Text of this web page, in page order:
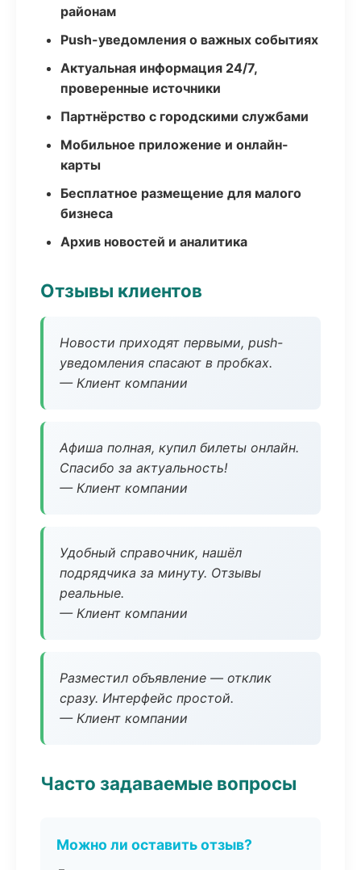
районам
Push-уведомления о важных событиях
Актуальная информация 24/7,
проверенные источники
Партнёрство с городскими службами
Мобильное приложение и онлайн-
карты
Бесплатное размещение для малого
бизнеса
Архив новостей и аналитика
Отзывы клиентов
Новости приходят первыми, push-
уведомления спасают в пробках.
— Клиент компании
Афиша полная, купил билеты онлайн.
Спасибо за актуальность!
— Клиент компании
Удобный справочник, нашёл
подрядчика за минуту. Отзывы
реальные.
— Клиент компании
Разместил объявление — отклик
сразу. Интерфейс простой.
— Клиент компании
Часто задаваемые вопросы
Можно ли оставить отзыв?